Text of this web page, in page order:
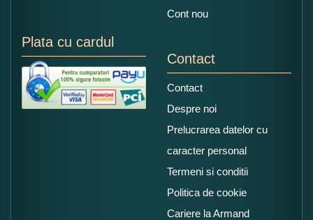
Cont nou
Plata cu cardul
Contact
Contact
Despre noi
Prelucrarea datelor cu
caracter personal
Termeni si conditii
Politica de cookie
Cariere la Armand